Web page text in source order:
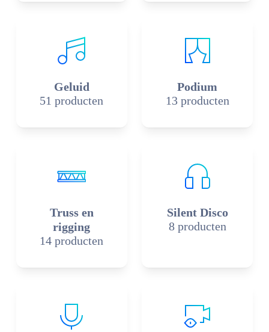
Geluid
51 producten
Podium
13 producten
Truss en
rigging
14 producten
Silent Disco
8 producten